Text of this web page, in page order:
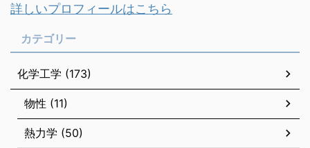
詳しいプロフィールはこちら
カテゴリー
化学工学 (173)
物性 (11)
熱力学 (50)